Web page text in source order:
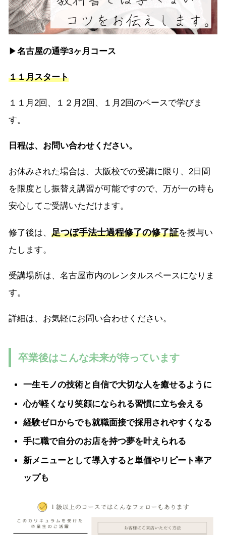
▶︎名古屋の通学3ヶ月コース
１１月スタート
１１月2回、１２月2回、１月2回のペースで学びま
す。
日程は、お問い合わせください。
お休みされた場合は、大阪校での受講に限り、2日間
を限度とし振替え講習が可能ですので、万が一の時も
安心してご受講いただけます。
修了後は、 足つぼ手法士過程修了の修了証を授与い
たします。
受講場所は、名古屋市内のレンタルスペースになりま
す。
詳細は、お気軽にお問い合わせください。
卒業後はこんな未来が待っています
一生モノの技術と自信で大切な人を癒せるように
心が軽くなり笑顔になられる習慣に立ち会える
経験ゼロからでも就職面接で採用されやすくなる
手に職で自分のお店を持つ夢を叶えられる
新メニューとして導入すると単価やリピート率ア
ップも